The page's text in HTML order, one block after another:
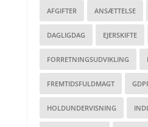
AFGIFTER ANSÆTTELSE
DAGLIGDAG EJERSKIFTE
FORRETNINGSUDVIKLING
FREMTIDSFULDMAGT
HOLDUNDERVISNING